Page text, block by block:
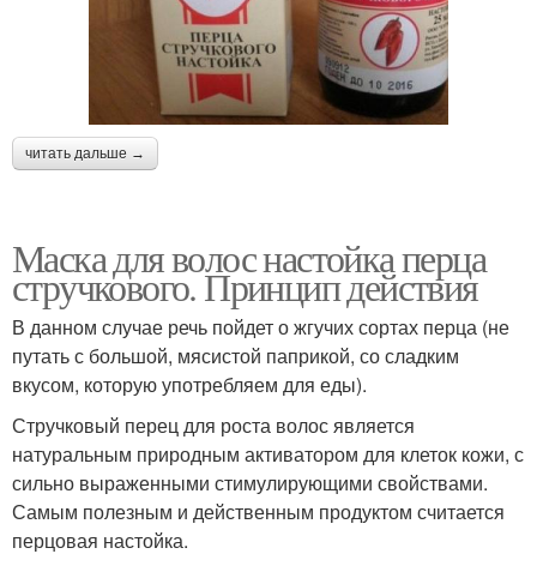
читать дальше →
Маска для волос настойка перца
стручкового. Принцип действия
В данном случае речь пойдет о жгучих сортах перца (не
путать с большой, мясистой паприкой, со сладким
вкусом, которую употребляем для еды).
Стручковый перец для роста волос является
натуральным природным активатором для клеток кожи, с
сильно выраженными стимулирующими свойствами.
Самым полезным и действенным продуктом считается
перцовая настойка.